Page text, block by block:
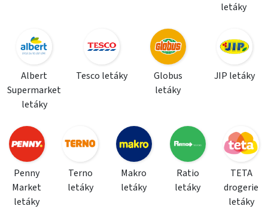
letáky
Albert
Supermarket
letáky
Tesco letáky
Globus
letáky
JIP letáky
Penny
Market
letáky
Terno
letáky
Makro
letáky
Ratio
letáky
TETA
drogerie
letáky